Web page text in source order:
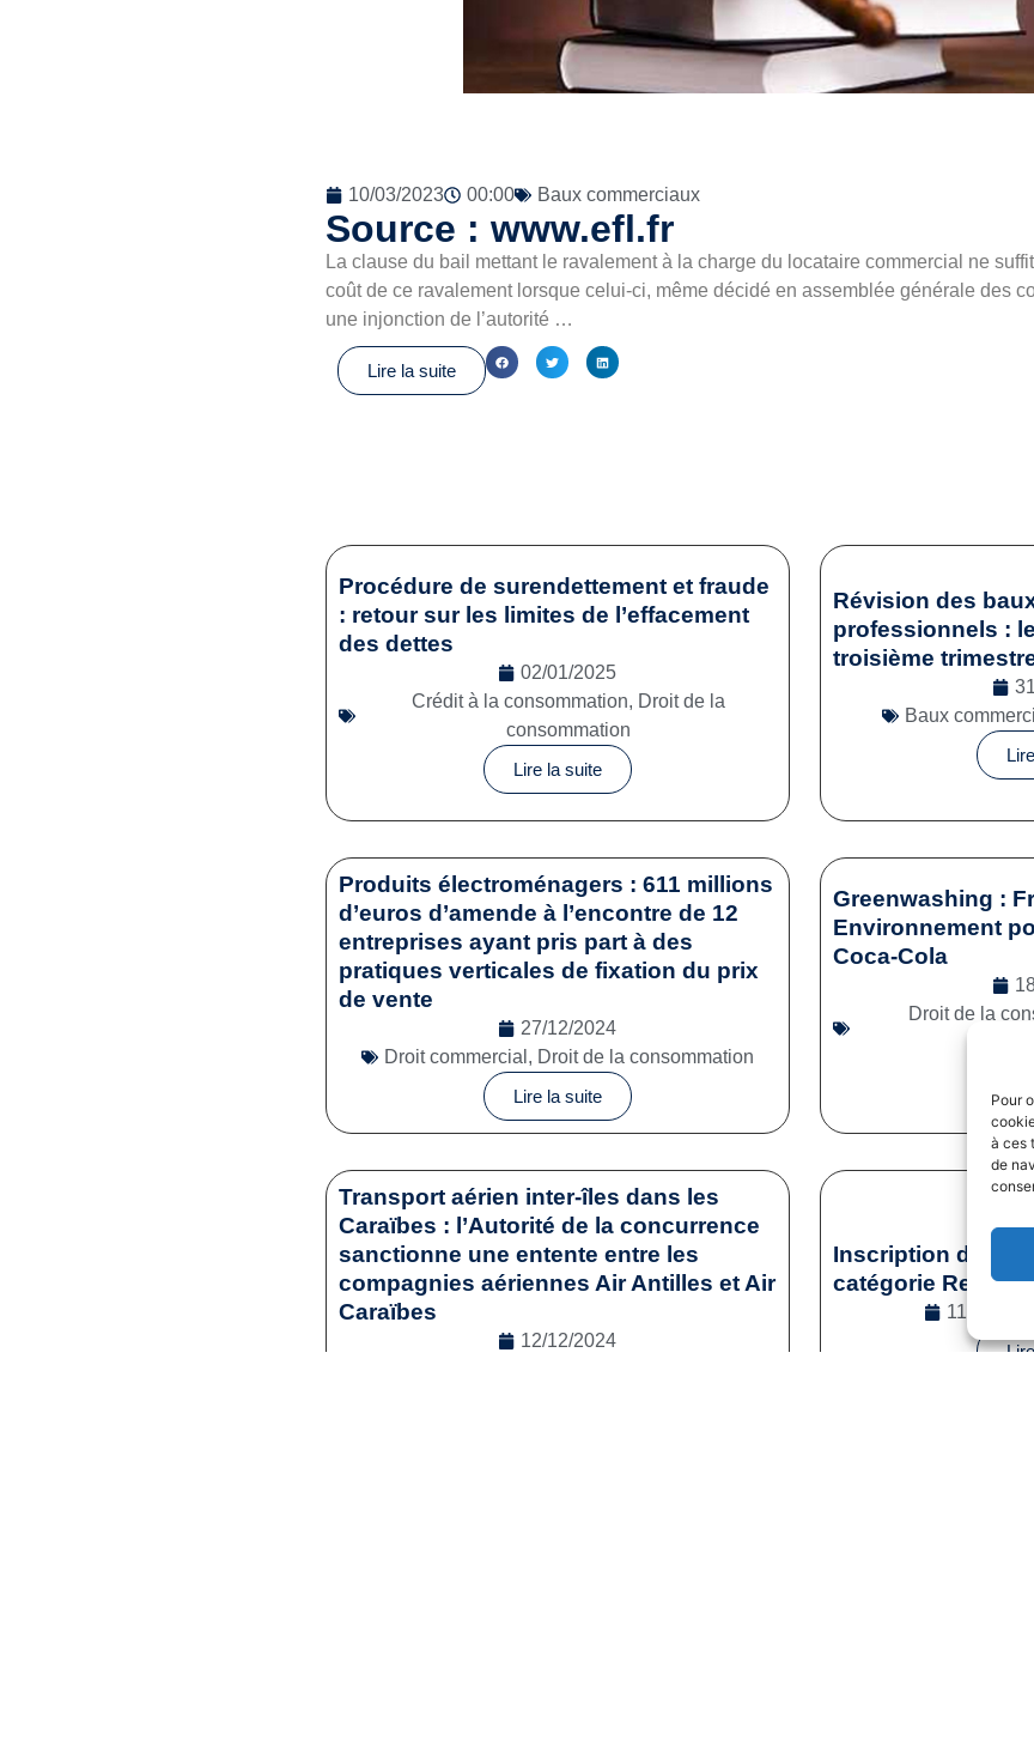
Pour
à ces
de
10/03/2023 00:00 Baux commerciaux
Source : www.efl.fr
La clause du bail mettant le ravalement à la charge du locataire commercial ne
coût de ce ravalement lorsque celui-ci, même décidé en assemblée générale des
une injonction de l’autorité …
Lire la suite
Procédure de surendettement et fraude
: retour sur les limites de l’effacement
des dettes
02/01/2025
Crédit à la consommation, Droit de la
consommation
Lire la suite
Révision des
professionnels :
troisième
Baux
Produits électroménagers : 611 millions
d’euros d’amende à l’encontre de 12
entreprises ayant pris part à des
pratiques verticales de fixation du prix
de vente
27/12/2024
Droit commercial , Droit de la consommation
Lire la suite
Greenwashing :
Environnement
Coca-Cola
Droit de la
Transport aérien inter-îles dans les
Caraïbes : l’Autorité de la concurrence
sanctionne une entente entre les
compagnies aériennes Air Antilles et Air
Caraïbes
12/12/2024
Inscription des
catégorie
11/12/2024